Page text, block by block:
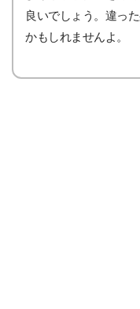
良いでしょう。違っ
かもしれませんよ。